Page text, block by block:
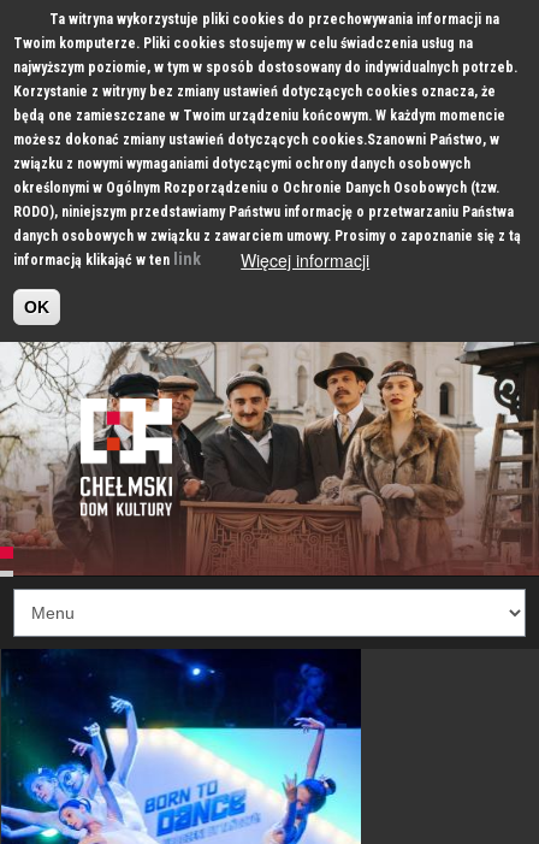
Ta witryna wykorzystuje pliki cookies do przechowywania informacji na
Twoim komputerze. Pliki cookies stosujemy w celu świadczenia usług na
najwyższym poziomie, w tym w sposób dostosowany do indywidualnych potrzeb.
Korzystanie z witryny bez zmiany ustawień dotyczących cookies oznacza, że
będą one zamieszczane w Twoim urządzeniu końcowym. W każdym momencie
możesz dokonać zmiany ustawień dotyczących cookies.Szanowni Państwo, w
związku z nowymi wymaganiami dotyczącymi ochrony danych osobowych
określonymi w Ogólnym Rozporządzeniu o Ochronie Danych Osobowych (tzw.
RODO), niniejszym przedstawiamy Państwu informację o przetwarzaniu Państwa
danych osobowych w związku z zawarciem umowy. Prosimy o zapoznanie się z tą
informacją klikająć w ten link Więcej informacji
OK